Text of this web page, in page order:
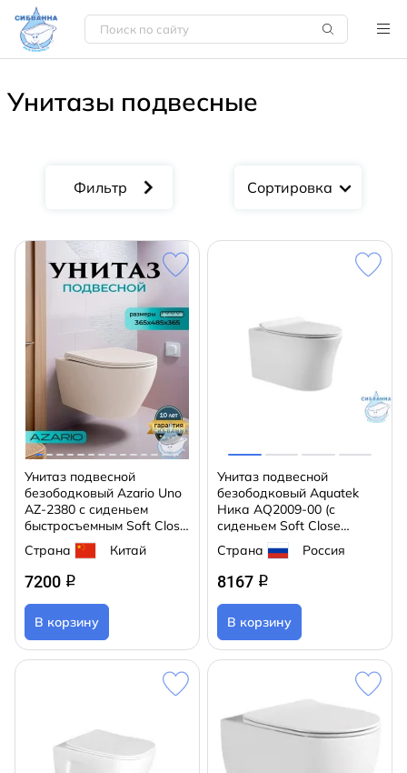
Унитазы подвесные
Сортировка
Унитаз подвесной
безободковый Azario Uno
AZ-2380 с сиденьем
быстросъемным Soft Close
(микролифт)
Страна Китай
7200 q
В корзину
Унитаз подвесной
безободковый Aquatek
Ника AQ2009-00 (с
сиденьем Soft Close
(микролифт)
Страна Россия
8167 q
В корзину